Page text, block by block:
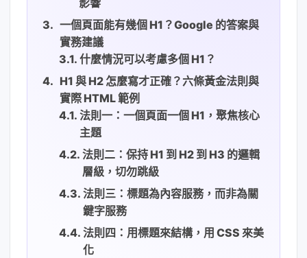
影響
一個頁面能有幾個 H1？Google 的答案與
實務建議
什麼情況可以考慮多個 H1？
H1 與 H2 怎麼寫才正確？六條黃金法則與
實際 HTML 範例
法則一：一個頁面一個 H1，聚焦核心
主題
法則二：保持 H1 到 H2 到 H3 的邏輯
層級，切勿跳級
法則三：標題為內容服務，而非為關
鍵字服務
法則四：用標題來結構，用 CSS 來美
化